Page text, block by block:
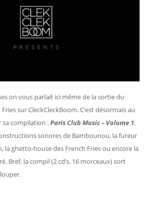
on vous parlait ici même de la sortie du
sur CleckCleckBoom. C’est désormais au
sa compilation :Paris Club Music – Volume 1.
sonores de Bambounou, la fureur
la ghetto-house des French Fries ou encore la
Bref, la compil (2 cd’s, 16 morceaux) sort